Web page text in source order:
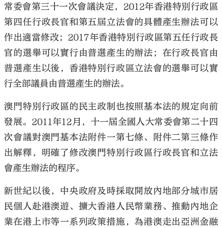
常委會第三十一次會議決定，2012年香港特別行政區
第四任行政長官和第五屆立法會的具體產生辦法可以
作出適當修改；2017年香港特別行政區第五任行政長
官的選舉可以實行由普選產生的辦法；在行政長官由
普選產生以後，香港特別行政區立法會的選舉可以實
行全部議員由普選產生的辦法。
澳門特別行政區的民主政制也按照基本法的規定向前
發展。2011年12月，十一屆全國人大常委會第二十四
次會議對澳門基本法附件一第七條、附件二第三條作
出解釋，明確了修改澳門特別行政區行政長官和立法
會產生辦法的程序。
新世紀以後，中央政府及時採取開放內地部分城市居
民個人赴港澳遊、擴大香港人民幣業務、推動內地企
業在港上市等一系列政策措施，為港澳走出亞洲金融